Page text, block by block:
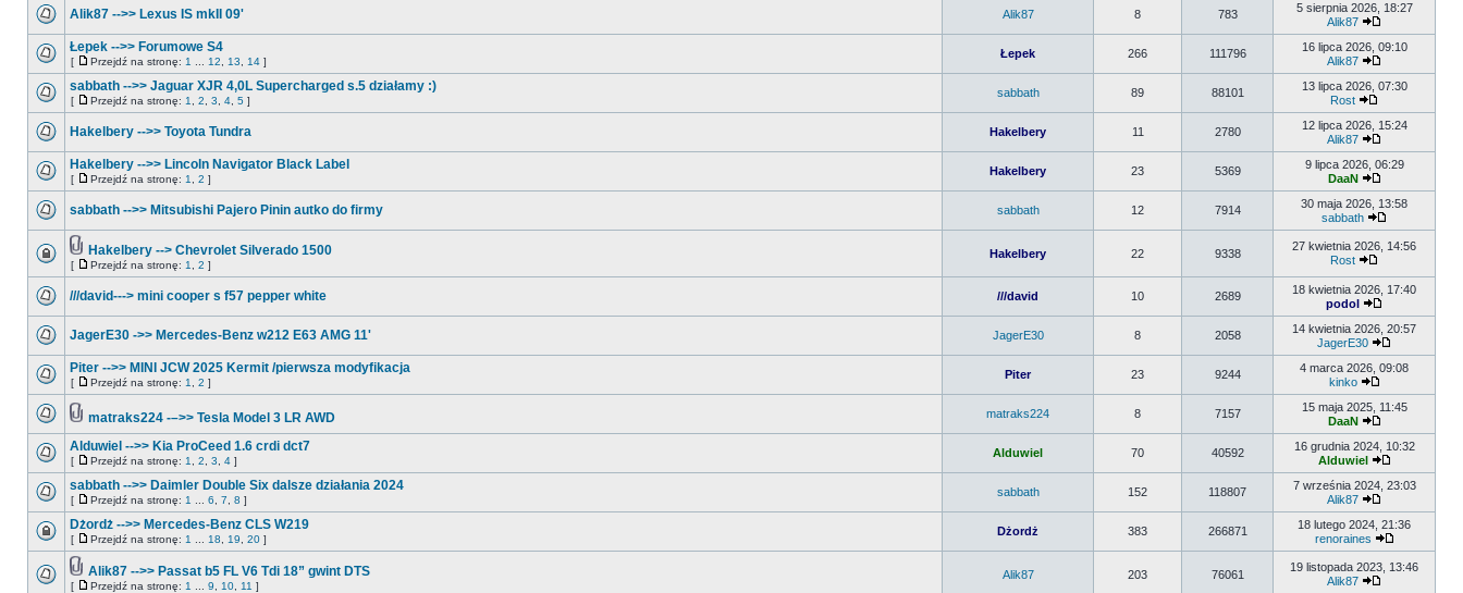
Alik87 -->> Lexus IS mkII 09' Alik87 8 783
5 sierpnia 2026, 18:27
Alik87
Łepek -->> Forumowe S4
[ Przejdź na stronę: 1 12 13 14 ]
Łepek 266 111796
16 lipca 2026, 09:10
Alik87
sabbath -->> Jaguar XJR 4,0L Supercharged s.5 działamy :)
[ Przejdź na stronę: 1 2 3 4 5 ]
sabbath 89 88101
13 lipca 2026, 07:30
Rost
Hakelbery -->> Toyota Tundra Hakelbery 11 2780
12 lipca 2026, 15:24
Alik87
Hakelbery -->> Lincoln Navigator Black Label
[ Przejdź na stronę: 1 2 ]
Hakelbery 23 5369
9 lipca 2026, 06:29
DaaN
sabbath -->> Mitsubishi Pajero Pinin autko do firmy sabbath 12 7914
30 maja 2026, 13:58
sabbath
Hakelbery --> Chevrolet Silverado 1500
[ Przejdź na stronę: 1 2 ]
Hakelbery 22 9338
27 kwietnia 2026, 14:56
Rost
///david---> mini cooper s f57 pepper white ///david 10 2689
18 kwietnia 2026, 17:40
podol
JagerE30 ->> Mercedes-Benz w212 E63 AMG 11' JagerE30 8 2058
14 kwietnia 2026, 20:57
JagerE30
Piter -->> MINI JCW 2025 Kermit /pierwsza modyfikacja
[ Przejdź na stronę: 1 2 ]
Piter 23 9244
4 marca 2026, 09:08
kinko
matraks224 -–>> Tesla Model 3 LR AWD matraks224 8 7157
15 maja 2025, 11:45
DaaN
Alduwiel -->> Kia ProCeed 1.6 crdi dct7
[ Przejdź na stronę: 1 2 3 4 ]
Alduwiel 70 40592
16 grudnia 2024, 10:32
Alduwiel
sabbath -->> Daimler Double Six dalsze działania 2024
[ Przejdź na stronę: 1 6 7 8 ]
sabbath 152 118807
7 września 2024, 23:03
Alik87
Dżordż -->> Mercedes-Benz CLS W219
[ Przejdź na stronę: 1 18 19 20 ]
Dżordż 383 266871
18 lutego 2024, 21:36
renoraines
Alik87 -->> Passat b5 FL V6 Tdi 18” gwint DTS
[ Przejdź na stronę: 1 9 10 11 ]
Alik87 203 76061
19 listopada 2023, 13:46
Alik87